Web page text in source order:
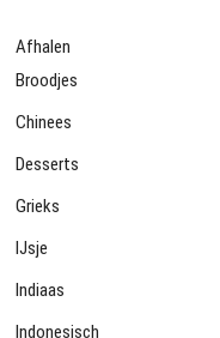
Afhalen
Broodjes
Chinees
Desserts
Grieks
IJsje
Indiaas
Indonesisch